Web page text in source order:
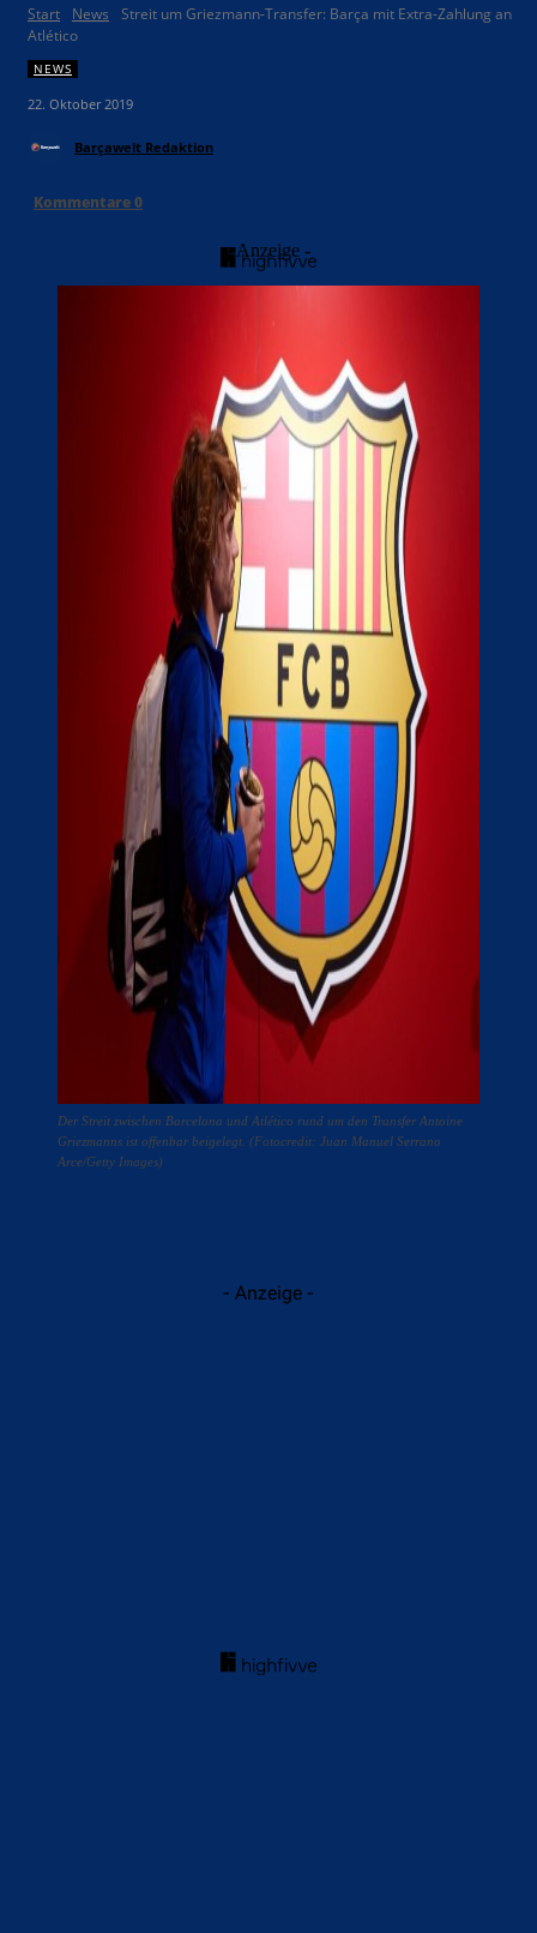
Start News
Streit um Griezmann-Transfer: Barça mit Extra-Zahlung an
Atlético
NEWS
22. Oktober 2019
Barçawelt Redaktion
Kommentare0
- Anzeige -
Der Streit zwischen Barcelona und Atlético rund um den Transfer Antoine
Griezmanns ist offenbar beigelegt. (Fotocredit: Juan Manuel Serrano
Arce/Getty Images)
- Anzeige -